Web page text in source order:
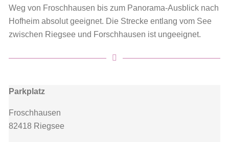
Weg von Froschhausen bis zum Panorama-Ausblick nach
Hofheim absolut geeignet. Die Strecke entlang vom See
zwischen Riegsee und Forschhausen ist ungeeignet.
Parkplatz
Froschhausen
82418 Riegsee